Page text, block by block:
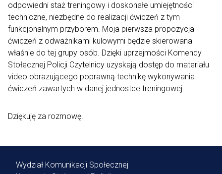
odpowiedni staż treningowy i doskonałe umiejętności
techniczne, niezbędne do realizacji ćwiczeń z tym
funkcjonalnym przyborem. Moja pierwsza propozycja
ćwiczeń z odważnikami kulowymi będzie skierowana
właśnie do tej grupy osób. Dzięki uprzejmości Komendy
Stołecznej Policji Czytelnicy uzyskają dostęp do materiału
video obrazującego poprawną technikę wykonywania
ćwiczeń zawartych w danej jednostce treningowej.
Dziękuję za rozmowę.
Wydział Komunikacji Społecznej